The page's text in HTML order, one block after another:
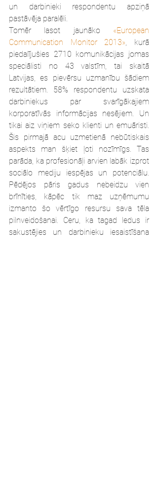
un darbinieki respondentu apziņā
pastāvēja paralēli.
Tomēr lasot jaunāko «European
Communication Monitor 2013», kurā
piedalījušies 2710 komunikācijas jomas
speciālisti no 43 valstīm, tai skaitā
Latvijas, es pievērsu uzmanību šādiem
rezultātiem. 58% respondentu uzskata
darbiniekus par svarīgākajiem
korporatīvās informācijas nesējiem. Un
tikai aiz viņiem seko klienti un emuāristi.
Šis pirmajā acu uzmetienā nebūtiskais
aspekts man šķiet ļoti nozīmīgs. Tas
parāda, ka profesionāļi arvien labāk izprot
sociālo mediju iespējas un potenciālu.
Pēdējos pāris gadus nebeidzu vien
brīnīties, kāpēc tik maz uzņēmumu
izmanto šo vērtīgo resursu sava tēla
pilnveidošanai. Ceru, ka tagad ledus ir
sakustējies un darbinieku iesaistīšana